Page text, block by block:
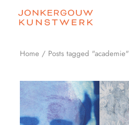
content
Home Posts tagged "academie"